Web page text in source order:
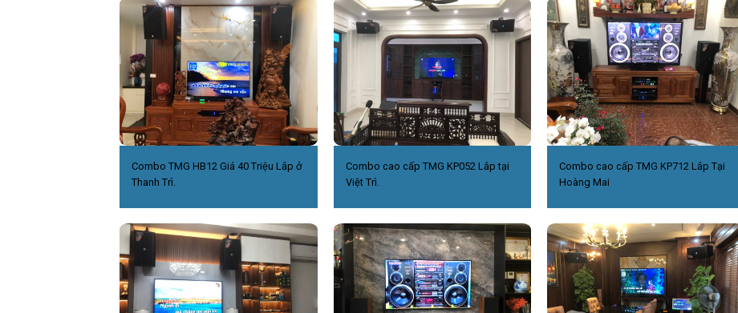
Combo TMG HB12 Giá 40 Triệu Lắp ở
Thanh Trì.
Combo cao cấp TMG KP052 Lắp tại
Việt Trì.
Combo cao cấp TMG KP712 Lắp Tại
Hoàng Mai